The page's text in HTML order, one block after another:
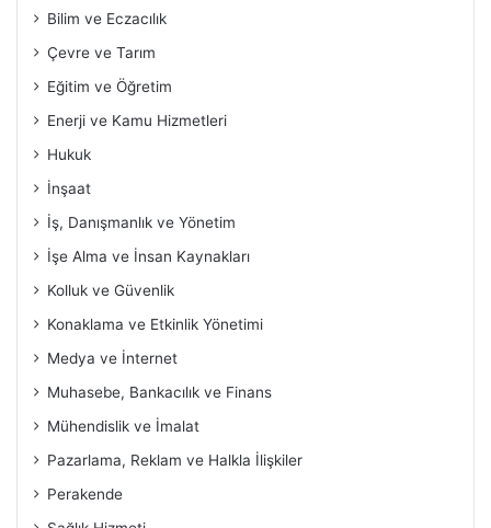
Bilim ve Eczacılık
Çevre ve Tarım
Eğitim ve Öğretim
Enerji ve Kamu Hizmetleri
Hukuk
İnşaat
İş, Danışmanlık ve Yönetim
İşe Alma ve İnsan Kaynakları
Kolluk ve Güvenlik
Konaklama ve Etkinlik Yönetimi
Medya ve İnternet
Muhasebe, Bankacılık ve Finans
Mühendislik ve İmalat
Pazarlama, Reklam ve Halkla İlişkiler
Perakende